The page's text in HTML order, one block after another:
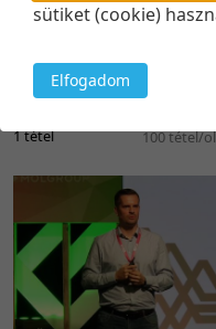
1 tétel
100 tétel/
5 tétel/
20 tétel/
50 tétel/
100 tétel/
sütiket (cookie)
Elfogadom